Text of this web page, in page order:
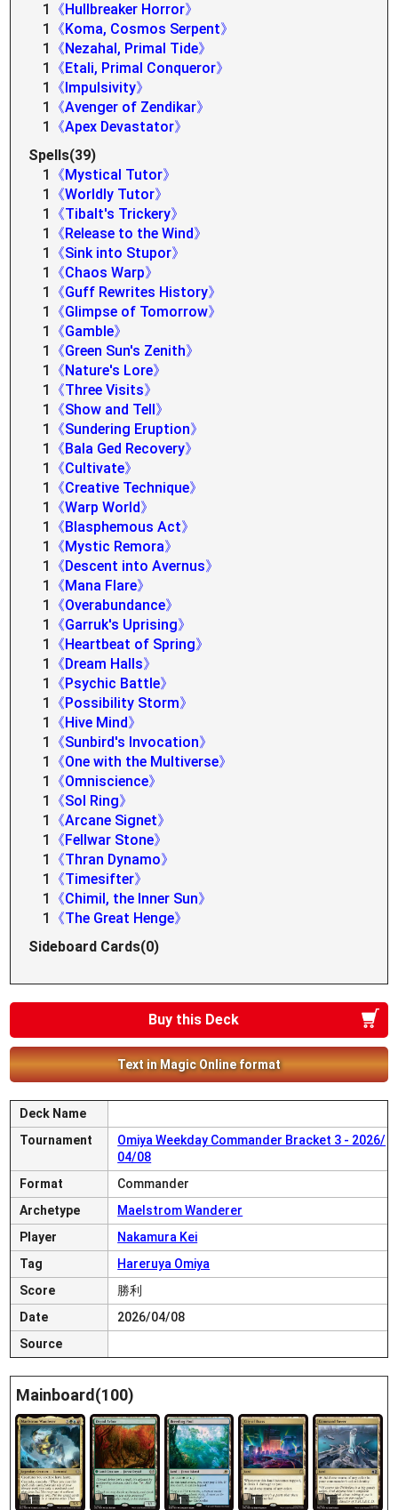
1
《Hullbreaker Horror》
1
《Koma, Cosmos Serpent》
1
《Nezahal, Primal Tide》
1
《Etali, Primal Conqueror》
1
《Impulsivity》
1
《Avenger of Zendikar》
1
《Apex Devastator》
Spells(39)
1
《Mystical Tutor》
1
《Worldly Tutor》
1
《Tibalt's Trickery》
1
《Release to the Wind》
1
《Sink into Stupor》
1
《Chaos Warp》
1
《Guff Rewrites History》
1
《Glimpse of Tomorrow》
1
《Gamble》
1
《Green Sun's Zenith》
1
《Nature's Lore》
1
《Three Visits》
1
《Show and Tell》
1
《Sundering Eruption》
1
《Bala Ged Recovery》
1
《Cultivate》
1
《Creative Technique》
1
《Warp World》
1
《Blasphemous Act》
1
《Mystic Remora》
1
《Descent into Avernus》
1
《Mana Flare》
1
《Overabundance》
1
《Garruk's Uprising》
1
《Heartbeat of Spring》
1
《Dream Halls》
1
《Psychic Battle》
1
《Possibility Storm》
1
《Hive Mind》
1
《Sunbird's Invocation》
1
《One with the Multiverse》
1
《Omniscience》
1
《Sol Ring》
1
《Arcane Signet》
1
《Fellwar Stone》
1
《Thran Dynamo》
1
《Timesifter》
1
《Chimil, the Inner Sun》
1
《The Great Henge》
Sideboard Cards(0)
Buy this Deck
Text in Magic Online format
Deck Name
Tournament
Omiya Weekday Commander Bracket 3 - 2026/
04/08
Format
Commander
Archetype
Maelstrom Wanderer
Player
Nakamura Kei
Tag
Hareruya Omiya
Score
勝利
Date
2026/04/08
Source
Mainboard(100)
1 1 1 1 1